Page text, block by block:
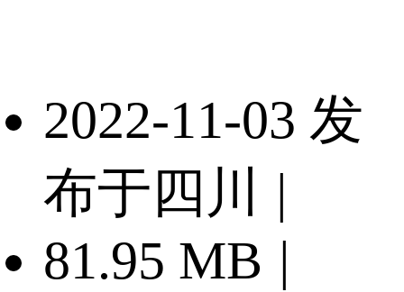
2022-11-03 发
布于四川
|
81.95 MB |